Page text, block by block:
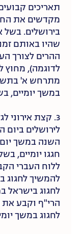
תאריכים
מקדשים את
בירושלים. בשל
שהיו באותם
ההרים לצורך
לדוגמה), מחוץ
מתרחש א'
במשך יומיים,
3. קצת אירוני
לירושלים ביום
השנה במשך
חגגו יומיים,
ללוח העברי
להמשיך לחגוג
לחגוג בישראל
הרי"ף וקבע
לחגוג במשך